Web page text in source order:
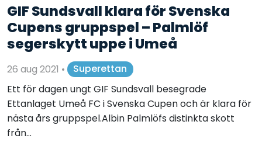
GIF Sundsvall klara för Svenska
Cupens gruppspel – Palmlöf
segerskytt uppe i Umeå
26 aug 2021 •
Superettan
Ett för dagen ungt GIF Sundsvall besegrade
Ettanlaget Umeå FC i Svenska Cupen och är klara för
nästa års gruppspel.Albin Palmlöfs distinkta skott
från...